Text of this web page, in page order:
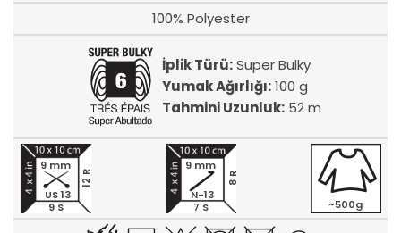
100% Polyester
İplik Türü:Super Bulky
Yumak Ağırlığı:100 g
Tahmini Uzunluk: 52 m
9 S
12 R
9 mm
US 13
7 S
8 R
9 mm
N-13
~500g